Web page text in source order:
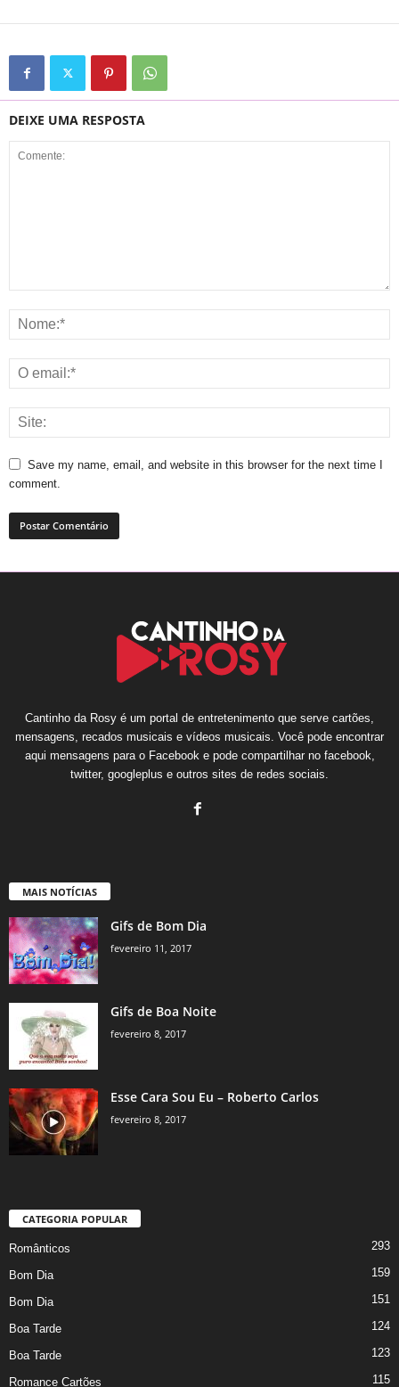
DEIXE UMA RESPOSTA
Save my name, email, and website in this browser for the next time I
comment.
Cantinho da Rosy é um portal de entretenimento que serve cartões,
mensagens, recados musicais e vídeos musicais. Você pode encontrar
aqui mensagens para o Facebook e pode compartilhar no facebook,
twitter, googleplus e outros sites de redes sociais.
MAIS NOTÍCIAS
Gifs de Bom Dia
fevereiro 11, 2017
Gifs de Boa Noite
fevereiro 8, 2017
Esse Cara Sou Eu – Roberto Carlos
fevereiro 8, 2017
CATEGORIA POPULAR
Românticos 293
Bom Dia 159
Bom Dia 151
Boa Tarde 124
Boa Tarde 123
Romance Cartões 115